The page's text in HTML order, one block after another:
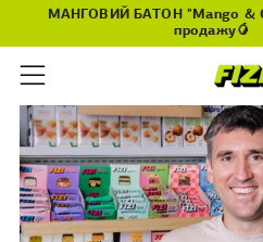
МАНГОВИЙ БАТОН "Mango &
продажу🥭
Меню